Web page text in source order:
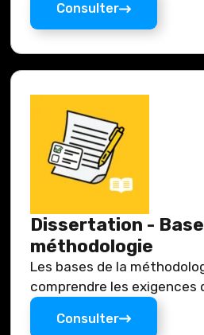
Consulter
Dissertation -
méthodologie
Les bases de la
comprendre les exigences
Consulter